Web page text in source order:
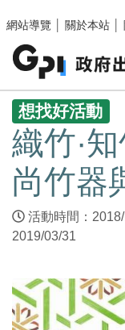
網站導覽
關於本站
:::
想找好活動
織竹·
尚竹器
活動時間：
2019/03/31